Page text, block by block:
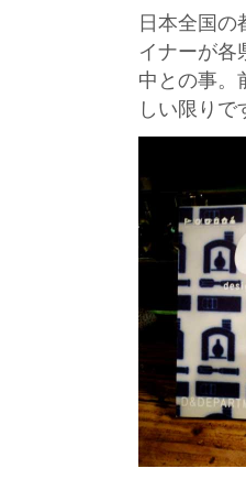
日本全国
イナーが各
中との事。
しい限りで